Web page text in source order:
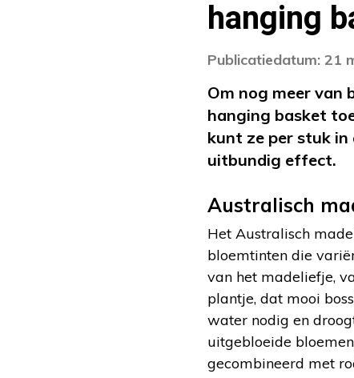
hanging
Publicatiedatum: 21
Om nog meer van
hanging basket
kunt ze per stuk
uitbundig effect.
Australisch
Het Australisch
bloemtinten die
van het madeliefje,
plantje, dat mooi
water nodig en
uitgebloeide
gecombineerd met